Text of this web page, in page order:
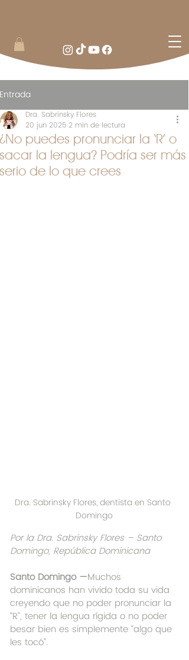
Entrada
¿No puedes pronunciar la ‘R’ o
sacar la lengua? Podría ser más
serio de lo que crees
Dra. Sabrinsky Flores
20 jun 2025 2 min de lectura
Dra. Sabrinsky Flores, dentista en Santo
Domingo
Por la Dra. Sabrinsky Flores – Santo
Domingo, República Dominicana
Santo Domingo —Muchos
dominicanos han vivido toda su vida
creyendo que no poder pronunciar la
“R”, tener la lengua rígida o no poder
besar bien es simplemente “algo que
les tocó”.